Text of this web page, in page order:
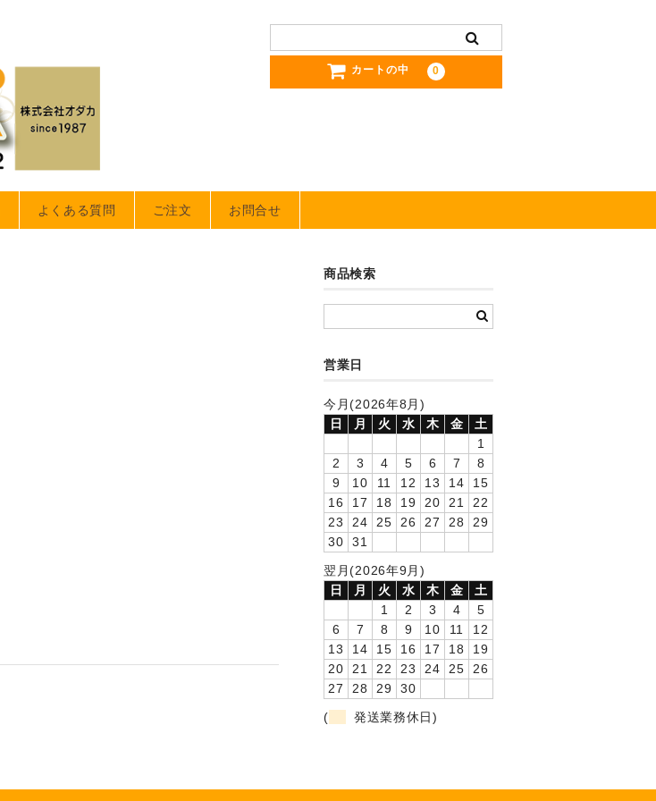
カートの中 0
よくある質問 ご注文 お問合せ
商品検索
営業日
今月(2026年8月)
日
月 火 水 木 金
土
1
2
3 4 5 6 7
8
9
10 11 12 13 14
15
16
17 18 19 20 21
22
23
24 25 26 27 28
29
30
31
翌月(2026年9月)
日
月 火 水 木 金
土
1
2 3 4
5
6
7 8 9 10 11
12
13
14 15 16 17 18
19
20
21 22 23 24 25
26
27
28 29
30
(
発送業務休日)